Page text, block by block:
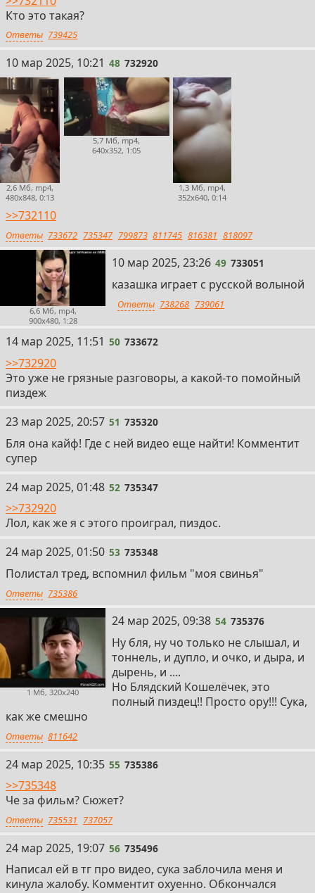
Кто это такая?
Ответы 739425
48
10 мар 2025, 10:21 48 732920
2,6 Мб, mp4,
480x848, 0:13
5,7 Мб, mp4,
640x352, 1:05
1,3 Мб, mp4,
352x640, 0:14
>>732110
Ответы 733672 735347 799873 811745 816381 818097
6,6 Мб, mp4,
900x480, 1:28
49
10 мар 2025, 23:26 49 733051
казашка играет с русской волыной
Ответы 738268 739061
50
14 мар 2025, 11:51 50 733672
>>732920
Это уже не грязные разговоры, а какой-то помойный
пиздеж
51
23 мар 2025, 20:57 51 735320
Бля она кайф! Где с ней видео еще найти! Комментит
супер
52
24 мар 2025, 01:48 52 735347
>>732920
Лол, как же я с этого проиграл, пиздос.
53
24 мар 2025, 01:50 53 735348
Полистал тред, вспомнил фильм "моя свинья"
Ответы 735386
1 Мб, 320x240
54
24 мар 2025, 09:38 54 735376
Ну бля, ну чо только не слышал, и
тоннель, и дупло, и очко, и дыра, и
дырень, и ....
Но Блядский Кошелёчек, это
полный пиздец!! Просто ору!!! Сука,
как же смешно
Ответы 811642
55
24 мар 2025, 10:35 55 735386
>>735348
Че за фильм? Сюжет?
Ответы 735531 737057
56
24 мар 2025, 19:07 56 735496
Написал ей в тг про видео, сука заблочила меня и
кинула жалобу. Комментит охуенно. Обкончался